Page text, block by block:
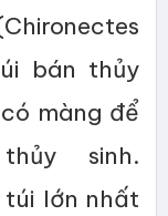
bán thủy
màng để
sinh.
lớn nhất